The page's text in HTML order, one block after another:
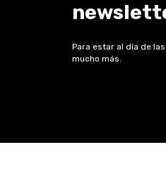
Para estar al día de
mucho más.